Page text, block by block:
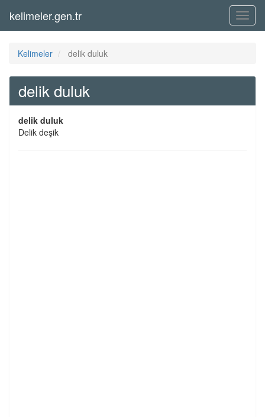
Menü
kelimeler.gen.tr
Kelimeler delik duluk
delik duluk
delik duluk
Delik deşik